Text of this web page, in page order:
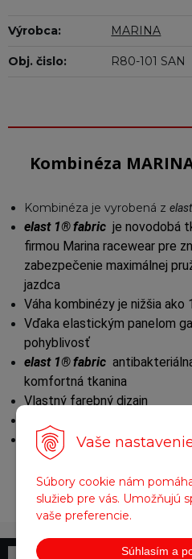
Vaše
Súbory cookie nám
služieb pre vás. Umožňujú
vaše preferencie.
Súhlasím a
Výrobca: MARINA
Obj. čislo: R80-101 SAN
Kombinéza
Kombinéza je vyrobená z elast
elast 1®fabric je novodobá
firmou Marina racewear pre
zabezpečenie maximálnej
jazdca
Váha kombinézy je nižšia ako
Vďaka elastickým panelom
pohyblivosť
elast 1®fabric
komfortná tkanina
Vlastný farebný dizajn
Dodanie 5tyzdňov v pripade
doručenie do 10dni